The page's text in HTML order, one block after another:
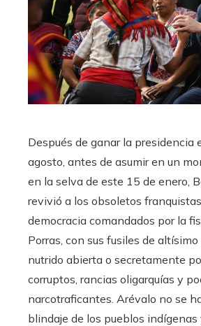
Después de ganar la presidencia
agosto, antes de asumir en un
en la selva de este 15 de enero,
revivió a los obsoletos
democracia comandados por la
Porras, con sus fusiles de
nutrido abierta o secretamente
corruptos, rancias oligarquías y
narcotraficantes. Arévalo no se
blindaje de los pueblos indígenas